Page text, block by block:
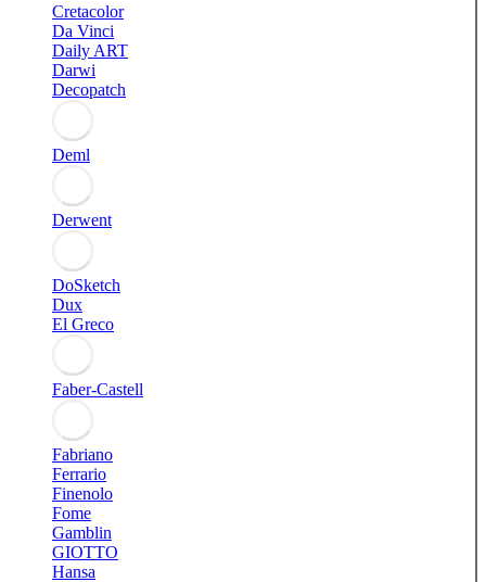
Cretacolor
Da Vinci
Daily ART
Darwi
Decopatch
Deml
Derwent
DoSketch
Dux
El Greco
Faber-Castell
Fabriano
Ferrario
Finenolo
Fome
Gamblin
GIOTTO
Hansa